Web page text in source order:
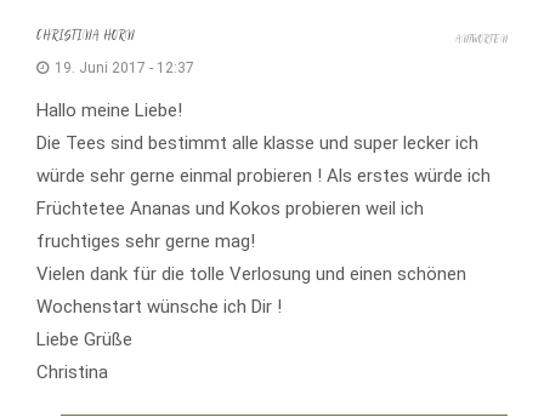
CHRISTINA HORN
19. Juni 2017 - 12:37
Hallo meine Liebe!
Die Tees sind bestimmt alle klasse und super lecker ich
würde sehr gerne einmal probieren ! Als erstes würde ich
Früchtetee Ananas und Kokos probieren weil ich
fruchtiges sehr gerne mag!
Vielen dank für die tolle Verlosung und einen schönen
Wochenstart wünsche ich Dir !
Liebe Grüße
Christina
ANTWORTEN